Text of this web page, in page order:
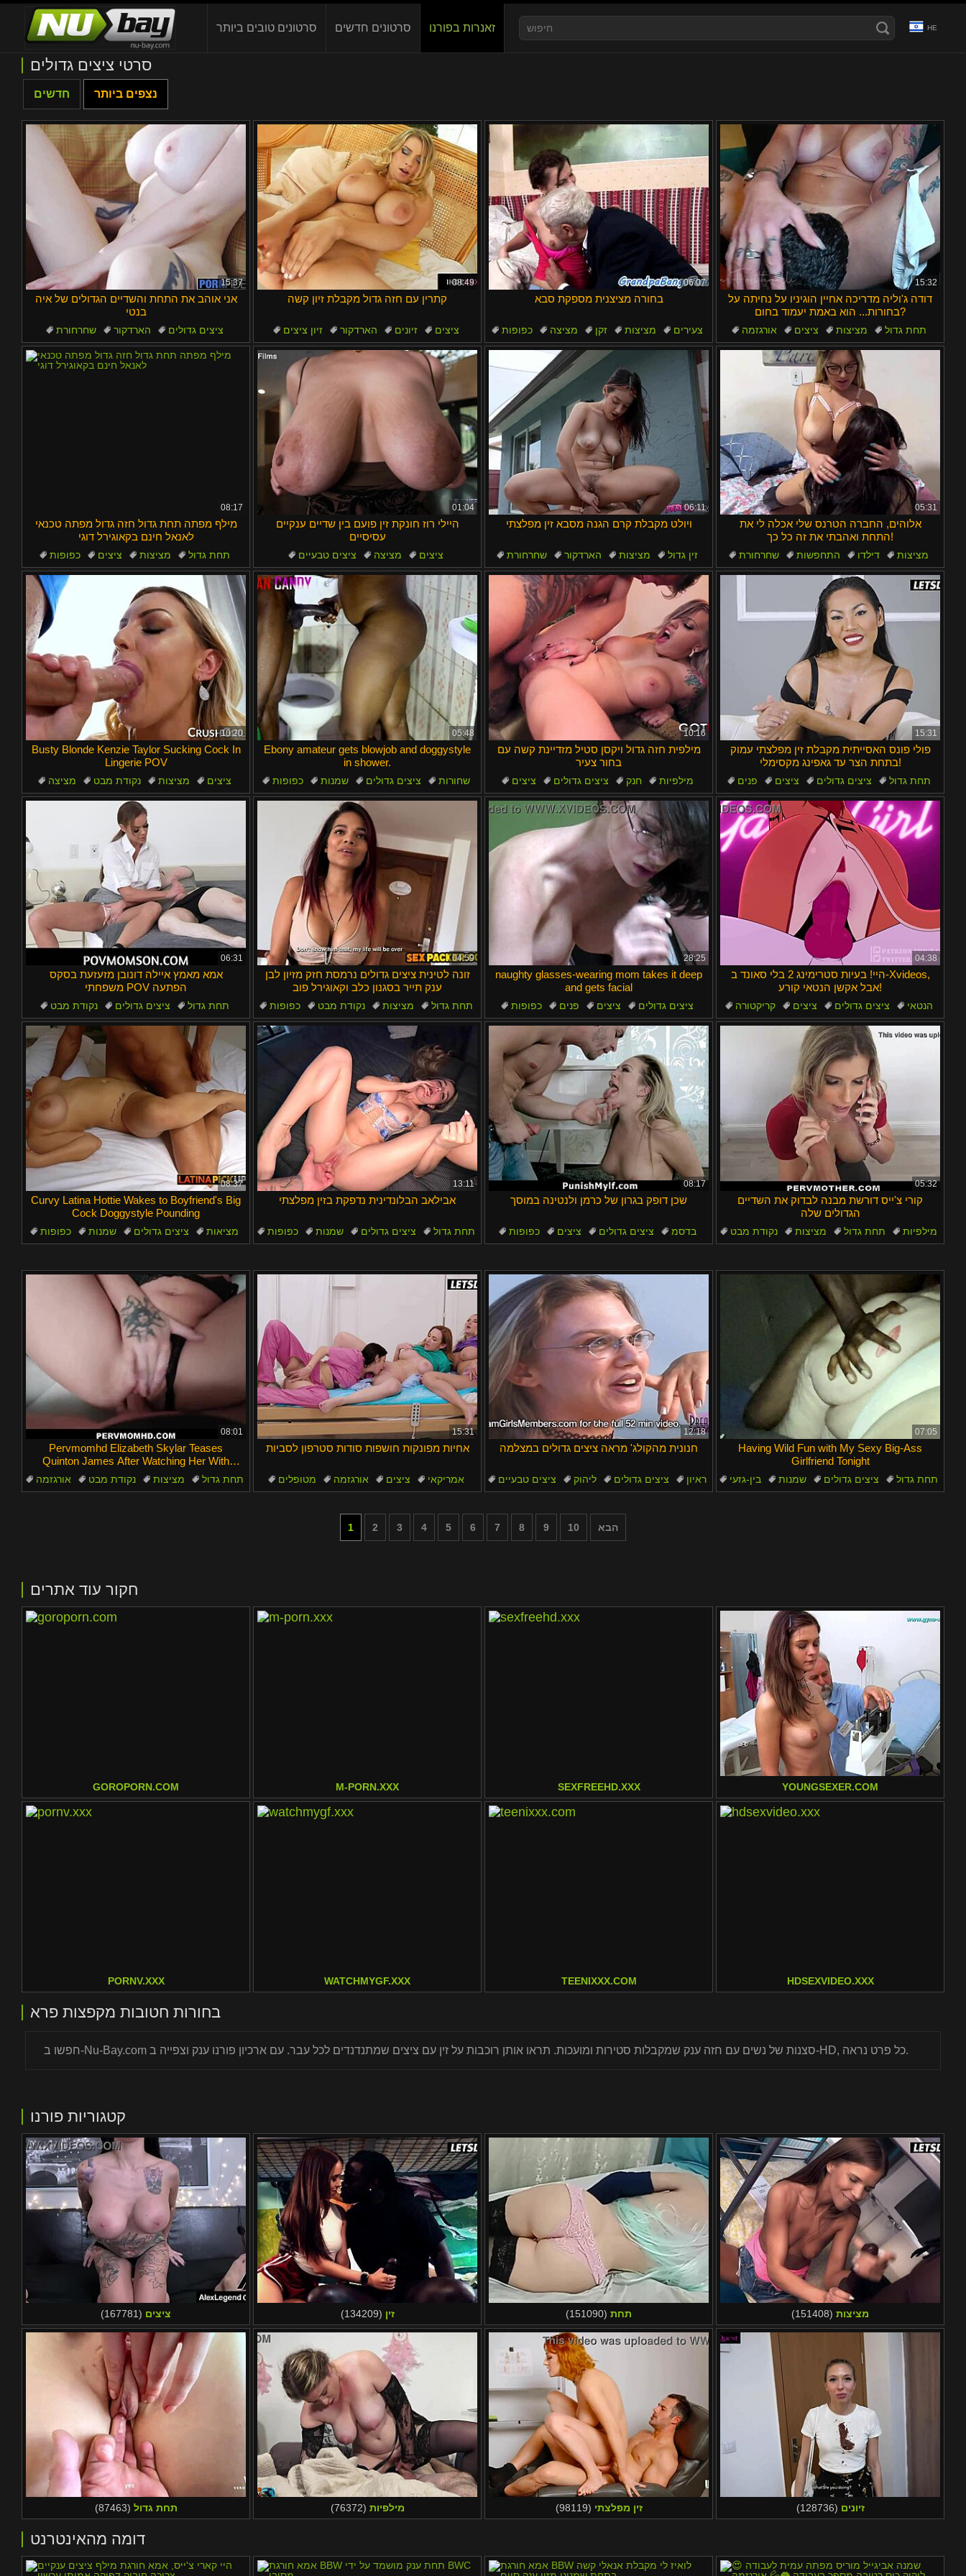
סרטונים טובים ביותר סרטונים חדשים זאנרות בפורנו HE
Српски
Norsk
Suomi
Bahasa Melayu
الع َر َب ِية.
Português
עברית
Polski
Bahasa Indonesia
Italiano
Русский
Español
English
日本語
ह िन ्द ी
Türkçe
Български
סרטי ציצים גדולים
חדשים נצפים ביותר
15:37
אני אוהב את התחת והשדיים הגדולים של איה
בנטי
שחרחורת הארדקור
ציצים גדולים
תחת גדול
תחת
08:49
קתרין עם חזה גדול מקבלת זיון קשה
זיון ציצים הארדקור זיונים
ציצים
ציצים גדולים
06:07
בחורה מציצנית מספקת סבא
כפופות מציצה זקן מציצות צעירים
15:32
דודה ג'וליה מדריכה אחיין הוגיניו על נחיתה על
בחורות... הוא באמת יעמוד בחום?
אורגזמה ציצים מציצות
תחת גדול
מילפיות
08:17
מילף מפתה תחת גדול חזה גדול מפתה טכנאי
לאנאל חינם בקאוגירל דוגי
כפופות ציצים מציצות
תחת גדול
מיסיונרית
01:04
היילי רוז חונקת זין פועם בין שדיים ענקיים
עסיסיים
ציצים טבעיים מציצה
ציצים
ציצים גדולים
חמוד
06:11
ויולט מקבלת קרם הגנה מסבא זין מפלצתי
שחרחורת הארדקור מציצות
זין גדול
זין מפלצתי
05:31
אלוהים, החברה הטרנס שלי אכלה לי את
התחת ואהבתי את זה כל כך!
שחרחורת התחפשות דילדו
מציצות
אוראלי
10:20
Busty Blonde Kenzie Taylor Sucking Cock In
Lingerie POV
מציצה נקודת מבט מציצות
ציצים
ציצים
05:48
Ebony amateur gets blowjob and doggystyle
in shower.
כפופות שמנות ציצים גדולים
שחורות
שמנמנות
10:16
מילפית חזה גדול ויקסן סטיל מזדיינת קשה עם
בחור צעיר
ציצים ציצים גדולים חנק
מילפיות
גרון עמוק
15:31
פולי פונס האסייתית מקבלת זין מפלצתי עמוק
בתחת הצר עד גאפינג מקסימלי!
פנים ציצים ציצים גדולים
תחת גדול
סטירה
06:31
אמא מאמץ איילה דונובן מזעזעת בסקס
משפחתי POV הפתעה
נקודת מבט ציצים גדולים
תחת גדול
מילפיות
אוסטרלי
04:59
זונה לטינית ציצים גדולים נרמסת חזק מזיון לבן
ענק תייר בסגנון כלב וקאוגירל פוב
כפופות נקודת מבט מציצות
תחת גדול
מציאות
28:25
naughty glasses-wearing mom takes it deep
and gets facial
כפופות פנים ציצים
ציצים גדולים
יפות
04:38
היי! בעיות סטרימינג 2 בלי סאונד ב-Xvideos,
אבל אקשן הנטאי קורע!
קריקטורה ציצים ציצים גדולים
הנטאי
תחת
08:37
Curvy Latina Hottie Wakes to Boyfriend's Big
Cock Doggystyle Pounding
כפופות שמנות ציצים גדולים
מציאות
מיסיונרית
13:11
אבילאב הבלונדינית נדפקת בזין מפלצתי
כפופות שמנות ציצים גדולים
תחת גדול
סרטוני רטובים
08:17
שכן דופק בגרון של כרמן ולנטינה במוסך
כפופות ציצים ציצים גדולים
בדסמ
מיסיונרית
05:32
קורי צ'ייס דורשת מבנה לבדוק את השדיים
הגדולים שלה
נקודת מבט מציצות תחת גדול
מילפיות
קרימפיי
08:01
Pervmomhd Elizabeth Skylar Teases
Quinton James After Watching Her With
Joshua Lewis
אורגזמה נקודת מבט מציצות
תחת גדול
15:31
אחיות מפונקות חושפות סודות סטרפון לסביות
מטופלים אורגזמה ציצים
אמריקאי
12:18
חנונית מהקולג' מראה ציצים גדולים במצלמה
ציצים טבעיים ליהוק ציצים גדולים
ראיון
07:05
Having Wild Fun with My Sexy Big-Ass
Girlfriend Tonight
בין-גזעי שמנות ציצים גדולים
תחת גדול
1 2 3 4 5 6 7 8 9 10 הבא
חקור עוד אתרים
GOROPORN.COM M-PORN.XXX SEXFREEHD.XXX YOUNGSEXER.COM
PORNV.XXX WATCHMYGF.XXX TEENIXXX.COM HDSEXVIDEO.XXX
בחורות חטובות מקפצות פרא
חפשו ב-Nu-Bay.com סצנות של נשים עם חזה ענק שמקבלות סטירות ומועכות. תראו אותן רוכבות על זין עם ציצים שמתנדנדים לכל עבר. עם ארכיון פורנו ענק וצפייה ב-HD, כל פרט נראה.
קטגוריות פורנו
ציצים (167781) זין (134209) תחת (151090) מציצות (151408)
תחת גדול (87463) מילפיות (76372) זין מפלצתי (98119) זיונים (128736)
דומה מהאינטרנט